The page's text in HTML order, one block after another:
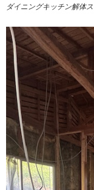
ダイニングキッチン解体